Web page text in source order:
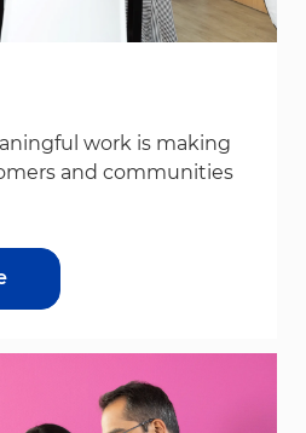
work is making
and communities